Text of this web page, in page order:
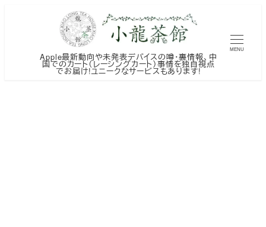
Apple最新動向や未発表デバイスの噂・裏情報、中
国でのカート（レーシングカート）事情を独自視点
でお届け!ユニークなサービスもあります!
MENU